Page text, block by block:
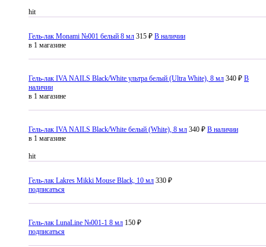
hit
Гель-лак Monami №001 белый 8 мл 315 ₽ В наличии
в 1 магазине
Гель-лак IVA NAILS Black/White ультра белый (Ultra White), 8 мл 340 ₽ В
наличии
в 1 магазине
Гель-лак IVA NAILS Black/White белый (White), 8 мл 340 ₽ В наличии
в 1 магазине
hit
Гель-лак Lakres Mikki Mouse Black, 10 мл 330 ₽
подписаться
Гель-лак LunaLine №001-1 8 мл 150 ₽
подписаться